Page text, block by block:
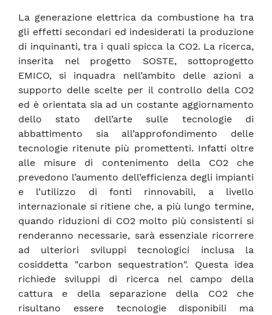
La generazione elettrica da combustione ha tra
gli effetti secondari ed indesiderati la produzione
di inquinanti, tra i quali spicca la CO2. La ricerca,
inserita nel progetto SOSTE, sottoprogetto
EMICO, si inquadra nell’ambito delle azioni a
supporto delle scelte per il controllo della CO2
ed è orientata sia ad un costante aggiornamento
dello stato dell’arte sulle tecnologie di
abbattimento sia all’approfondimento delle
tecnologie ritenute più promettenti. Infatti oltre
alle misure di contenimento della CO2 che
prevedono l’aumento dell’efficienza degli impianti
e l’utilizzo di fonti rinnovabili, a livello
internazionale si ritiene che, a più lungo termine,
quando riduzioni di CO2 molto più consistenti si
renderanno necessarie, sarà essenziale ricorrere
ad ulteriori sviluppi tecnologici inclusa la
cosiddetta "carbon sequestration". Questa idea
richiede sviluppi di ricerca nel campo della
cattura e della separazione della CO2 che
risultano essere tecnologie disponibili ma